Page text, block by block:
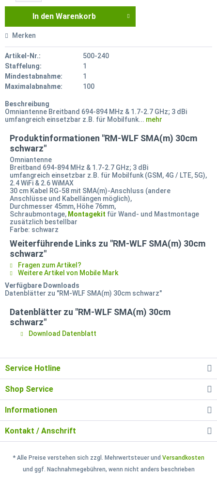
In den Warenkorb
Merken
Artikel-Nr.:
500-240
Staffelung:
1
Mindestabnahme:
1
Maximalabnahme:
100
Beschreibung
Omniantenne Breitband 694-894 MHz & 1.7-2.7 GHz; 3 dBi
umfangreich einsetzbar z.B. für Mobilfunk... mehr
Produktinformationen "RM-WLF SMA(m) 30cm
schwarz"
Omniantenne
Breitband 694-894 MHz & 1.7-2.7 GHz; 3 dBi
umfangreich einsetzbar z.B. für Mobilfunk (GSM, 4G / LTE, 5G),
2.4 WiFi & 2.6 WiMAX
30 cm Kabel RG-58 mit SMA(m)-Anschluss (andere
Anschlüsse und Kabellängen möglich),
Durchmesser 45mm, Höhe 76mm,
Schraubmontage, Montagekit für Wand- und Mastmontage
zusätzlich bestellbar
Farbe: schwarz
Weiterführende Links zu "RM-WLF SMA(m) 30cm
schwarz"
Fragen zum Artikel?
Weitere Artikel von Mobile Mark
Verfügbare Downloads
Datenblätter zu "RM-WLF SMA(m) 30cm schwarz"
Datenblätter zu "RM-WLF SMA(m) 30cm
schwarz"
Download Datenblatt
Service Hotline
Shop Service
Informationen
Kontakt / Anschrift
* Alle Preise verstehen sich zzgl. Mehrwertsteuer und Versandkosten
und ggf. Nachnahmegebühren, wenn nicht anders beschrieben